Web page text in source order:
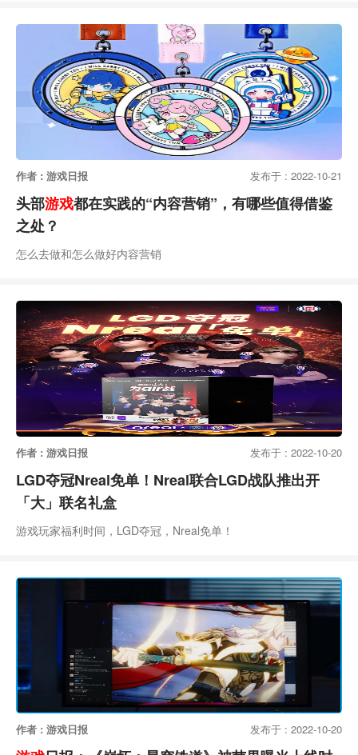
作者 : 游戏日报 发布于 : 2022-10-21
头部游戏都在实践的“内容营销”，有哪些值得借鉴
之处？
怎么去做和怎么做好内容营销
作者 : 游戏日报 发布于 : 2022-10-20
LGD夺冠Nreal免单！Nreal联合LGD战队推出开
「大」联名礼盒
游戏玩家福利时间，LGD夺冠，Nreal免单！
作者 : 游戏日报 发布于 : 2022-10-20